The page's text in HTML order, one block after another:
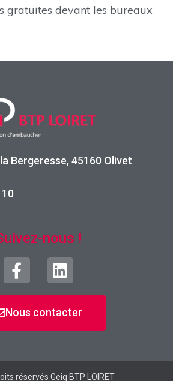
gratuites devant les bureaux
Bergeresse, 45160 Olivet
nous !
Nous contacter
réservés Geiq BTP LOIRET